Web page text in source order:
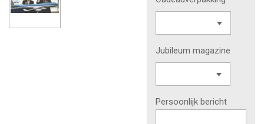
Jubileum magazine
Persoonlijk bericht